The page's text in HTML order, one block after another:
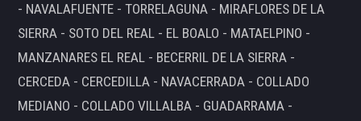
- NAVALAFUENTE - TORRELAGUNA - MIRAFLORES DE LA
SIERRA - SOTO DEL REAL - EL BOALO - MATAELPINO -
MANZANARES EL REAL - BECERRIL DE LA SIERRA -
CERCEDA - CERCEDILLA - NAVACERRADA - COLLADO
MEDIANO - COLLADO VILLALBA - GUADARRAMA -